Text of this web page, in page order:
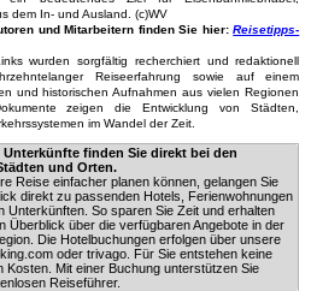
dem In- und Ausland. (c)WV
und Mitarbeitern finden Sie hier:Reisetipps-
wurden sorgfältig recherchiert und redaktionell
Reiseerfahrung sowie auf einem
und historischen Aufnahmen aus vielen Regionen
zeigen die Entwicklung von Städten,
im Wandel der Zeit.
finden Sie direkt bei den
und Orten.
Reise einfacher planen können, gelangen Sie
direkt zu passenden Hotels, Ferienwohnungen
Unterkünften. So sparen Sie Zeit und erhalten
Überblick über die verfügbaren Angebote in der
Die Hotelbuchungen erfolgen über unsere
oder trivago. Für Sie entstehen keine
Kosten. Mit einer Buchung unterstützen Sie
Reiseführer.